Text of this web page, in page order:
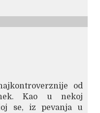
od
Kao u nekoj
se, iz pevanja u